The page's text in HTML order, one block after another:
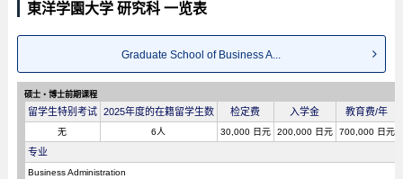
東洋学園大学 研究科 一览表
Graduate School of Business A...
硕士・博士前期课程
留学生特别考试 2025年度的在籍留学生数 检定费 入学金 教育费/年
无 6人 30,000 日元 200,000 日元 700,000 日元
专业
Business Administration